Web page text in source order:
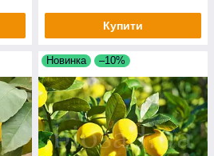
Купити
Новинка –10%